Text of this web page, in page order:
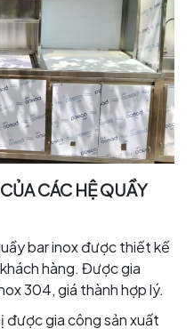
CÁC HỆ QUẦY
bar inox được thiết kế
hàng. Được gia
304, giá thành hợp lý.
được gia công sản xuất